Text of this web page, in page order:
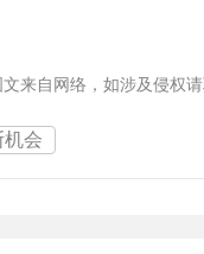
来自网络，如涉及侵权
机会